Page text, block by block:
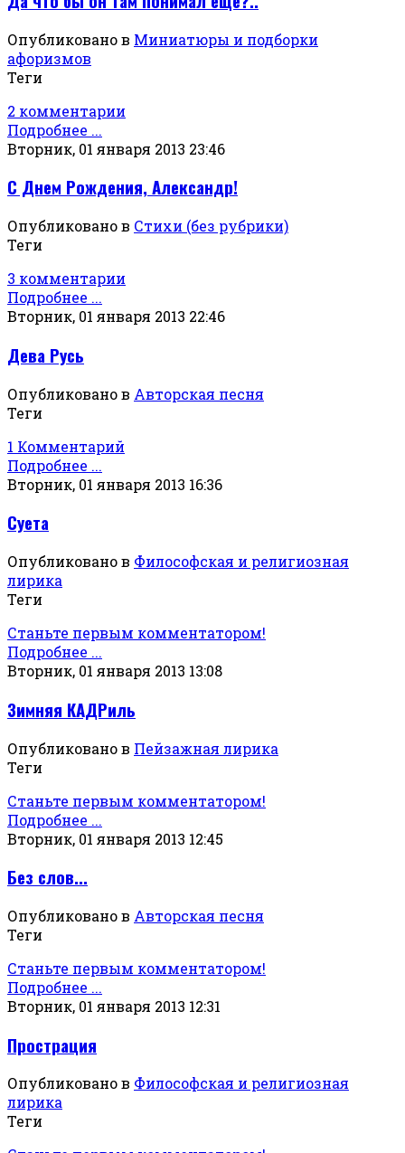
Опубликовано в Миниатюры и подборки
афоризмов
Теги
2 комментарии
Подробнее ...
Вторник, 01 января 2013 23:46
С Днем Рождения, Александр!
Опубликовано в Стихи (без рубрики)
Теги
3 комментарии
Подробнее ...
Вторник, 01 января 2013 22:46
Дева Русь
Опубликовано в Авторская песня
Теги
1 Комментарий
Подробнее ...
Вторник, 01 января 2013 16:36
Суета
Опубликовано в Философская и религиозная
лирика
Теги
Станьте первым комментатором!
Подробнее ...
Вторник, 01 января 2013 13:08
Зимняя КАДРиль
Опубликовано в Пейзажная лирика
Теги
Станьте первым комментатором!
Подробнее ...
Вторник, 01 января 2013 12:45
Без слов...
Опубликовано в Авторская песня
Теги
Станьте первым комментатором!
Подробнее ...
Вторник, 01 января 2013 12:31
Прострация
Опубликовано в Философская и религиозная
лирика
Теги